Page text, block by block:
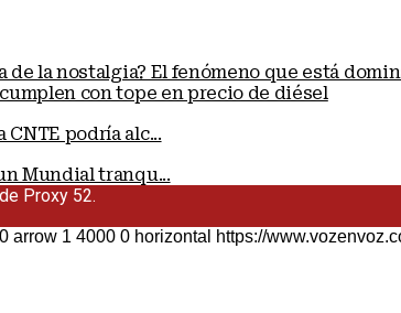
de la nostalgia? El fenómeno que está
con tope en precio de diésel
podría alc...
Mundial tranqu...
Proxy 52.
0 arrow 1 4000 0 horizontal https://